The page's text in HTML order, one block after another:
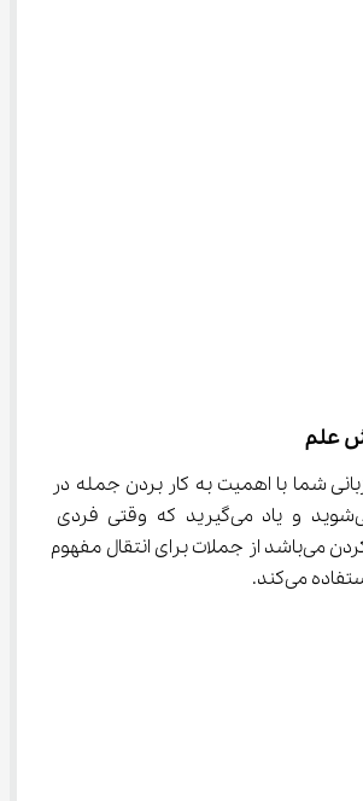
علم
شما با اهمیت به کار بردن جمله در
مکالمات آشنا می‌شوید و یاد می‌گیرید که وقتی فردی
مشغول صحبت کردن می‌باشد از جملات برای انتقال مفهوم
می‌کند.